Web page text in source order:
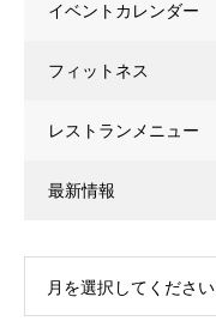
イベントカレンダー
フィットネス
レストランメニュー
最新情報
月を選択してください